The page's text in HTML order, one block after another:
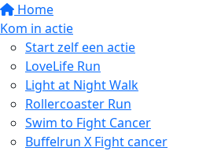
Home
Kom in actie
Start zelf een actie
LoveLife Run
Light at Night Walk
Rollercoaster Run
Swim to Fight Cancer
Buffelrun X Fight cancer